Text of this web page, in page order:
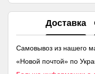
Доставка
Самовывоз из нашего
«Новой почтой» по